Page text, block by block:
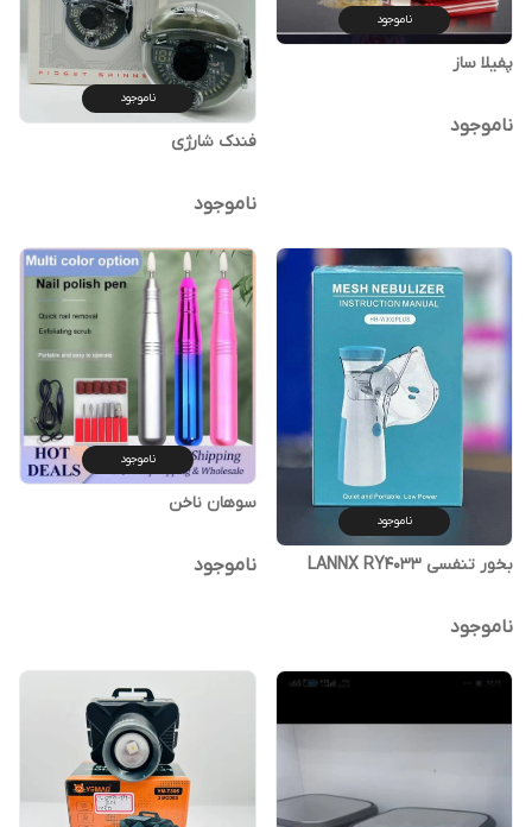
ناموجود
پفیلا ساز
ناموجود
ناموجود
فندک شارژی
ناموجود
ناموجود
بخور تنفسی LANNX RY4033
ناموجود
ناموجود
سوهان ناخن
ناموجود